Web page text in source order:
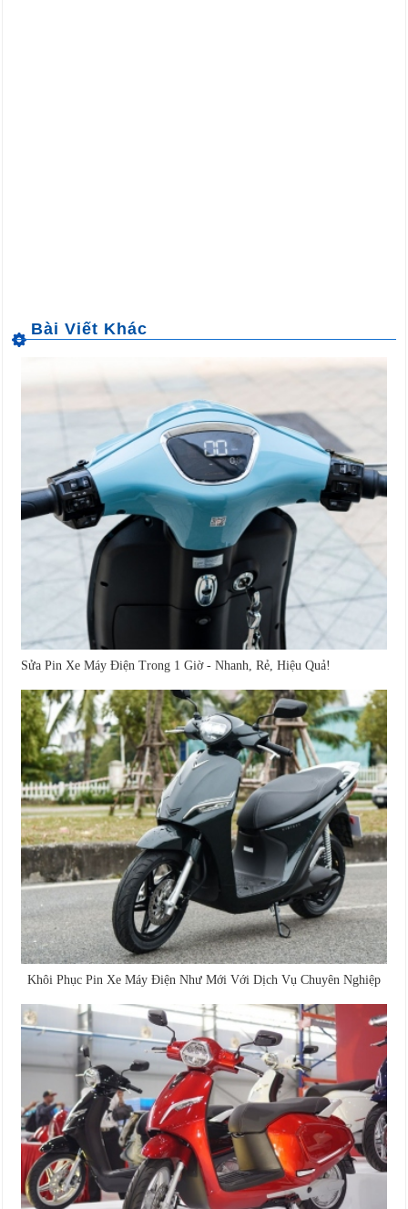
Sửa Pin Xe Máy Điện Trong 1 Giờ - Nhanh, Rẻ, Hiệu Quả!
Khôi Phục Pin Xe Máy Điện Như Mới Với Dịch Vụ Chuyên Nghiệp